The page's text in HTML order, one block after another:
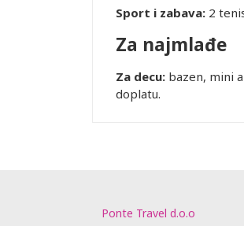
Sport i zabava: 2
Za najmlađe
Za decu: bazen, mini
doplatu.
Ponte Travel d.o.o